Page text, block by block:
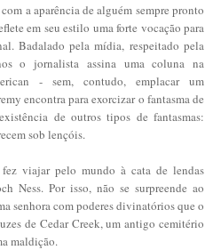
a aparência de alguém sempre pronto
em seu estilo uma forte vocação para
Badalado pela mídia, respeitado pela
o jornalista assina uma coluna na
- sem, contudo, emplacar um
encontra para exorcizar o fantasma de
de outros tipos de fantasmas:
sob lençóis.
viajar pelo mundo à cata de lendas
Ness. Por isso, não se surpreende ao
senhora com poderes divinatórios que o
de Cedar Creek, um antigo cemitério
maldição.